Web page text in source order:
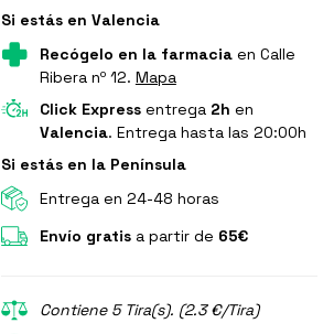
Si estás en Valencia
Recógelo en la farmaciaen Calle
Ribera nº 12. Mapa
Click Expressentrega 2h en
Valencia. Entrega hasta las 20:00h
Si estás en la Península
Entrega en 24-48 horas
Envío gratisa partir de 65€
Contiene 5 Tira(s). (2.3 €/Tira)